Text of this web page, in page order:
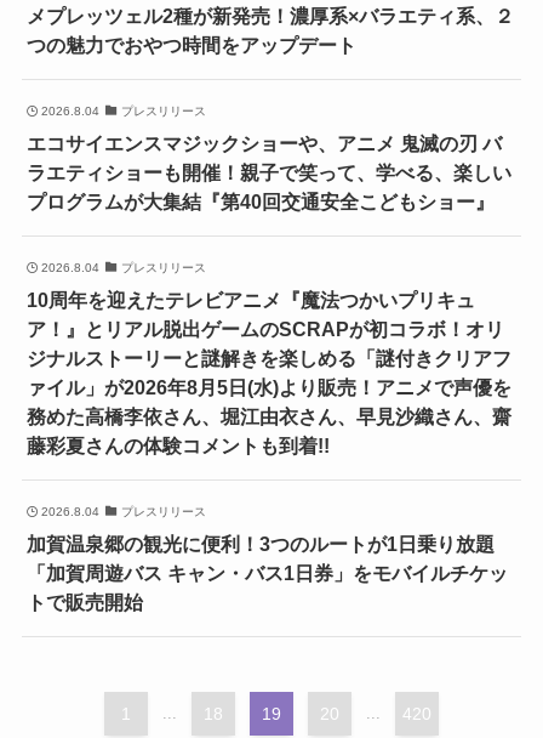
メプレッツェル2種が新発売！濃厚系×バラエティ系、２
つの魅力でおやつ時間をアップデート
2026.8.04 プレスリリース
エコサイエンスマジックショーや、アニメ 鬼滅の刃 バ
ラエティショーも開催！親子で笑って、学べる、楽しい
プログラムが大集結『第40回交通安全こどもショー』
2026.8.04 プレスリリース
10周年を迎えたテレビアニメ『魔法つかいプリキュ
ア！』とリアル脱出ゲームのSCRAPが初コラボ！オリ
ジナルストーリーと謎解きを楽しめる「謎付きクリアフ
ァイル」が2026年8月5日(水)より販売！アニメで声優を
務めた高橋李依さん、堀江由衣さん、早見沙織さん、齋
藤彩夏さんの体験コメントも到着!!
2026.8.04 プレスリリース
加賀温泉郷の観光に便利！3つのルートが1日乗り放題
「加賀周遊バス キャン・バス1日券」をモバイルチケッ
トで販売開始
1 ... 18 19 20 ... 420